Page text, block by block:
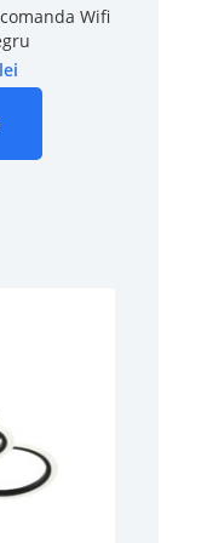
Wifi
lei